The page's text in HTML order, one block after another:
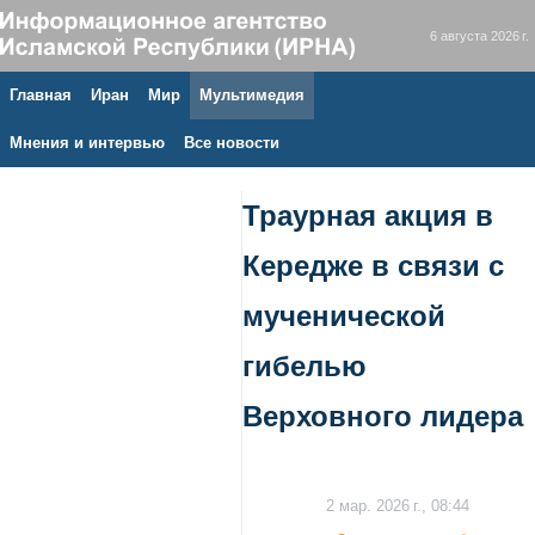
6 августа 2026 г.
Главная Иран Мир Мультимедия
Мнения и интервью Все новости
Траурная акция в
Кередже в связи с
мученической
гибелью
Верховного лидера
2 мар. 2026 г., 08:44